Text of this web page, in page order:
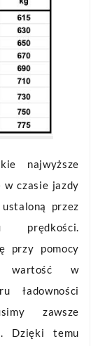
najwyższe
w czasie jazdy
przez
prędkości.
przy pomocy
wartość w
ładowności
zawsze
Dzięki temu